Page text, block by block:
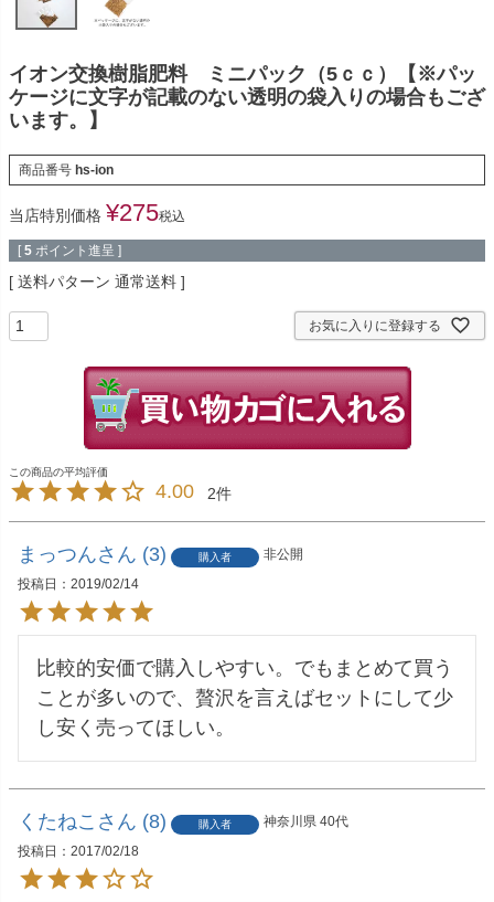
イオン交換樹脂肥料 ミニパック（5ｃｃ）【※パッ
ケージに文字が記載のない透明の袋入りの場合もござ
います。】
商品番号 hs-ion
当店特別価格 ¥275税込
[ 5 ポイント進呈 ]
送料パターン 通常送料
お気に入りに登録する
4.00 2
まっつん 3 購入者
非公開
投稿日
2019/02/14
比較的安価で購入しやすい。でもまとめて買う
ことが多いので、贅沢を言えばセットにして少
し安く売ってほしい。
くたねこ 8 購入者 神奈川県 40代
投稿日
2017/02/18